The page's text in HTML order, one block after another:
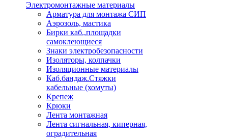
Электромонтажные материалы
Арматура для монтажа СИП
Аэрозоль, мастика
Бирки каб.,площадки
самоклеющиеся
Знаки электробезопасности
Изоляторы, колпачки
Изоляционные материалы
Каб.бандаж.Стяжки
кабельные (хомуты)
Крепеж
Крюки
Лента монтажная
Лента сигнальная, киперная,
оградительная